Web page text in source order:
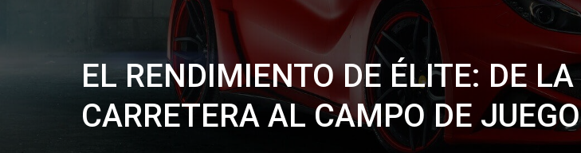
EL RENDIMIENTO DE ÉLITE: DE LA
CARRETERA AL CAMPO DE JUEGO